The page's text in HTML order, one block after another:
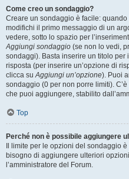
Come creo un sondaggio?
Creare un sondaggio è facile:
modifichi il primo messaggio di un
vedere, sotto lo spazio per
Aggiungi sondaggio (se non lo vedi,
sondaggi). Basta inserire un titolo
risposta (per inserire un’opzione di
clicca suAggiungi un’opzione). Puoi
sondaggio (0 per non porre limiti).
che puoi aggiungere, stabilito
Top
Perché non è possibile aggiungere
Il limite per le opzioni del sondaggio
bisogno di aggiungere ulteriori
l’amministratore del Forum.